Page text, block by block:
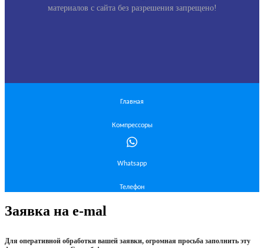
материалов с сайта без разрешения запрещено!
Главная
Компрессоры
Whatsapp
Телефон
Заявка на e-mal
Для оперативной обработки вашей заявки, огромная просьба заполнить эту